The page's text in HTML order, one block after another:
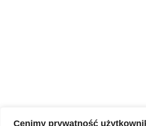
Cenimy prywatność